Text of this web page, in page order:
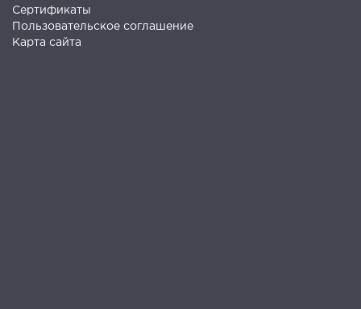
Сертификаты
Пользовательское соглашение
Карта сайта